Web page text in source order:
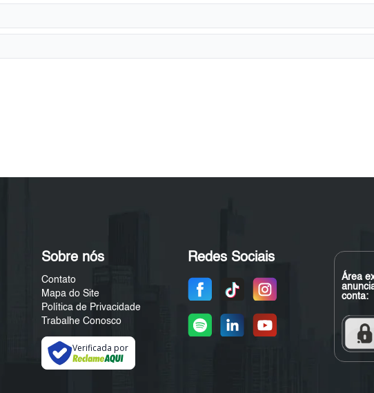
Sobre nós
Contato
Mapa do Site
Política de Privacidade
Trabalhe Conosco
Verificada por
Redes Sociais
Área
conta: